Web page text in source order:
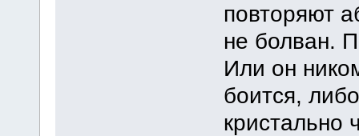
повторяют
не болван.
Или он
боится,
кристально